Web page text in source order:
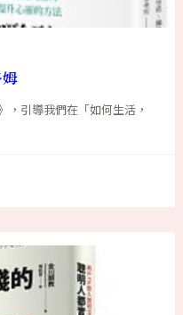
引導我們在「如何生活，